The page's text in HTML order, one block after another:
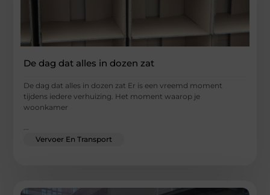
De dag dat alles in dozen zat
De dag dat alles in dozen zat Er is een vreemd moment
tijdens iedere verhuizing. Het moment waarop je
woonkamer
Vervoer En Transport